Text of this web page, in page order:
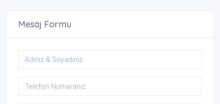
Mesaj Formu